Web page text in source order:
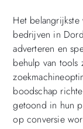
Het
bedrijven in
adverteren en
behulp van tools
boodschap
getoond in hun
op conversie